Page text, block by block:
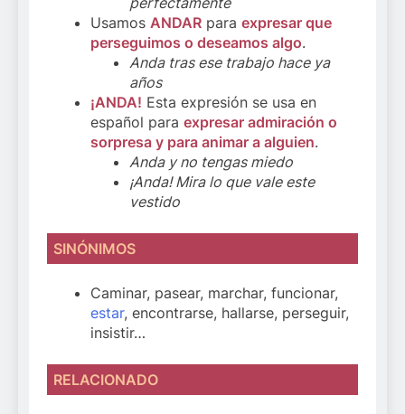
Usamos ANDAR para expresar que
perseguimos o deseamos algo.
Anda tras ese trabajo hace ya
años
¡ANDA! Esta expresión se usa en
español para expresar admiración o
sorpresa y para animar a alguien.
Anda y no tengas miedo
¡Anda! Mira lo que vale este
vestido
SINÓNIMOS
Caminar, pasear, marchar, funcionar,
estar, encontrarse, hallarse, perseguir,
insistir…
RELACIONADO